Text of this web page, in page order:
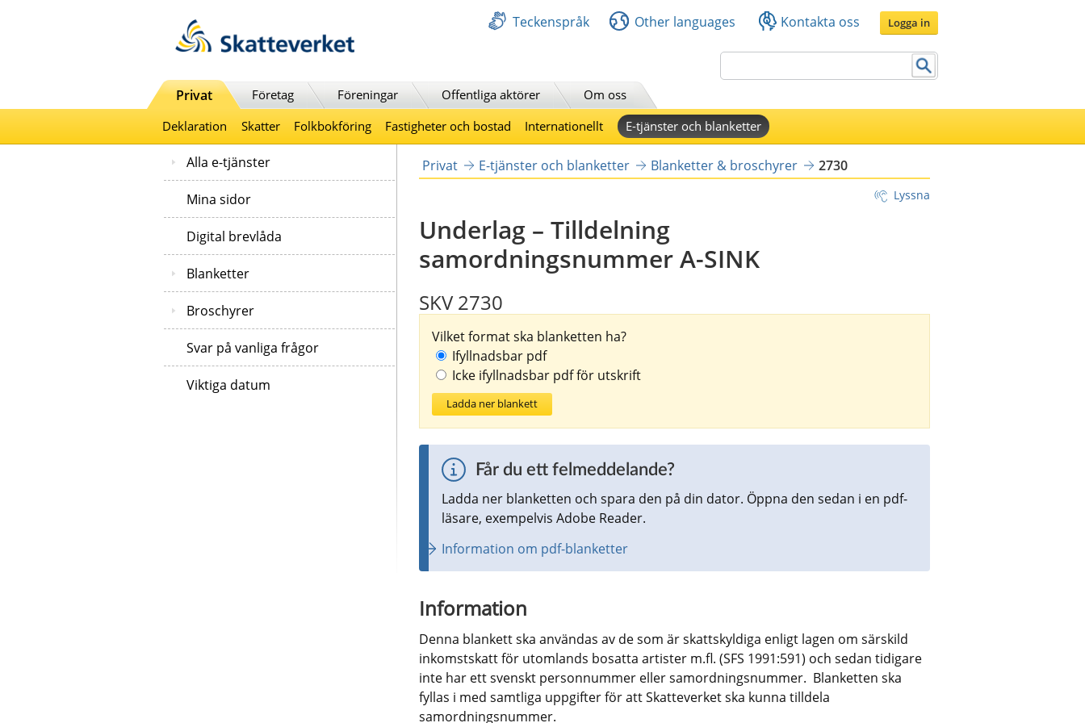
Teckenspråk Other languages Kontakta oss Logga in
Privat Företag Föreningar Offentliga aktörer
Om oss
Deklaration
Skatter Folkbokföring Fastigheter och bostad Internationellt E-tjänster och blanketter
Alla e-tjänster
Mina sidor
Digital brevlåda
Blanketter
Broschyrer
Svar på vanliga frågor
Viktiga datum
Privat E-tjänster och blanketter Blanketter & broschyrer 2730
Lyssna
Underlag – Tilldelning
samordningsnummer A-SINK
SKV 2730
Vilket format ska blanketten ha?
Ifyllnadsbar pdf
Icke ifyllnadsbar pdf för utskrift
Ladda ner blankett
Får du ett felmeddelande?
Ladda ner blanketten och spara den på din dator. Öppna den sedan i en pdf-
läsare, exempelvis Adobe Reader.
Information om pdf-blanketter
Information
Denna blankett ska användas av de som är skattskyldiga enligt lagen om särskild
inkomstskatt för utomlands bosatta artister m.fl. (SFS 1991:591) och sedan tidigare
inte har ett svenskt personnummer eller samordningsnummer.  Blanketten ska
fyllas i med samtliga uppgifter för att Skatteverket ska kunna tilldela
samordningsnummer.